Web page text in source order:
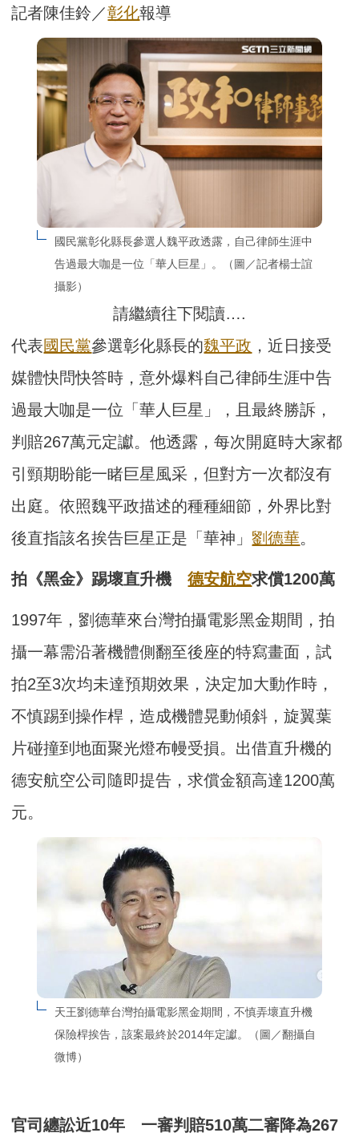
記者陳佳鈴／彰化報導
國民黨彰化縣長參選人魏平政透露，自己律師生涯中
告過最大咖是一位「華人巨星」。（圖／記者楊士誼
攝影）
請繼續往下閱讀….
代表國民黨參選彰化縣長的魏平政 ，近日接受
媒體快問快答時，意外爆料自己律師生涯中告
過最大咖是一位「華人巨星」，且最終勝訴，
判賠267萬元定讞。他透露，每次開庭時大家都
引頸期盼能一睹巨星風采，但對方一次都沒有
出庭。依照魏平政描述的種種細節，外界比對
後直指該名挨告巨星正是「華神」劉德華。
拍《黑金》踢壞直升機德安航空求償1200萬
1997年，劉德華來台灣拍攝電影黑金期間，拍
攝一幕需沿著機體側翻至後座的特寫畫面，試
拍2至3次均未達預期效果，決定加大動作時，
不慎踢到操作桿，造成機體晃動傾斜，旋翼葉
片碰撞到地面聚光燈布幔受損。出借直升機的
德安航空公司隨即提告，求償金額高達1200萬
元。
天王劉德華台灣拍攝電影黑金期間，不慎弄壞直升機
保險桿挨告，該案最終於2014年定讞。（圖／翻攝自
微博）
官司纏訟近10年 一審判賠510萬二審降為267